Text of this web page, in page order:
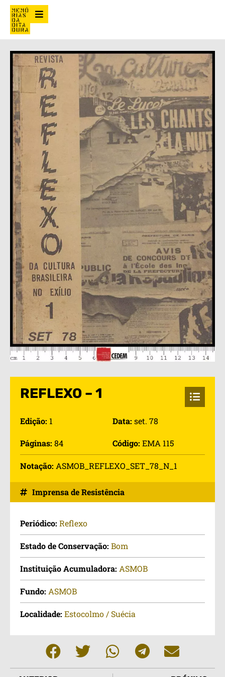
REFLEXO – 1
Edição: 1 Data: set. 78
Páginas: 84 Código: EMA 115
Notação: ASMOB_REFLEXO_SET_78_N_1
Imprensa de Resistência
Periódico: Reflexo
Estado de Conservação: Bom
Instituição Acumuladora: ASMOB
Fundo: ASMOB
Localidade: Estocolmo / Suécia